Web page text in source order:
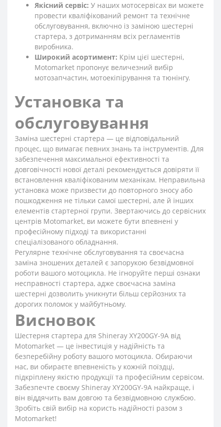
Якісний сервіс: У наших мотосервісах ви можете
провести кваліфікований ремонт та технічне
обслуговування, включно із заміною шестерні
стартера, з дотриманням всіх регламентів
виробника.
Широкий асортимент: Крім цієї шестерні,
Motomarket пропонує величезний вибір
мотозапчастин, мотоекіпірування та тюнінгу.
Установка та
обслуговування
Заміна шестерні стартера — це відповідальний
процес, що вимагає певних знань та інструментів. Для
забезпечення максимальної ефективності та
довговічності нової деталі рекомендується довіряти її
встановлення кваліфікованим механікам. Неправильна
установка може призвести до повторного зносу або
пошкодження не тільки самої шестерні, але й інших
елементів стартерної групи. Звертаючись до сервісних
центрів Motomarket, ви можете бути впевнені у
професійному підході та використанні
спеціалізованого обладнання.
Регулярне технічне обслуговування та своєчасна
заміна зношених деталей є запорукою безвідмовної
роботи вашого мотоцикла. Не ігноруйте перші ознаки
несправності стартера, адже своєчасна заміна
шестерні дозволить уникнути більш серйозних та
дорогих поломок у майбутньому.
Висновок
Шестерня стартера для Shineray XY200GY-9A від
Motomarket — це інвестиція у надійність та
безперебійну роботу вашого мотоцикла. Обираючи
нас, ви обираєте впевненість у кожній поїздці,
підкріплену якістю продукції та професійним сервісом.
Забезпечте своєму Shineray XY200GY-9A найкраще, і
він віддячить вам довгою та безвідмовною службою.
Зробіть свій вибір на користь надійності разом з
Motomarket!